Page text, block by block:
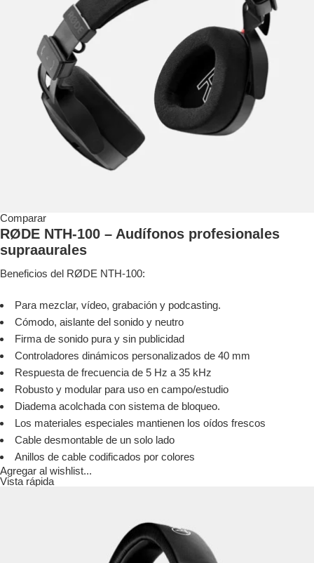
Comparar
RØDE NTH-100 – Audífonos profesionales
supraaurales
Beneficios del RØDE NTH-100:
Para mezclar, vídeo, grabación y podcasting.
Cómodo, aislante del sonido y neutro
Firma de sonido pura y sin publicidad
Controladores dinámicos personalizados de 40 mm
Respuesta de frecuencia de 5 Hz a 35 kHz
Robusto y modular para uso en campo/estudio
Diadema acolchada con sistema de bloqueo.
Los materiales especiales mantienen los oídos frescos
Cable desmontable de un solo lado
Anillos de cable codificados por colores
Agregar al wishlist...
Vista rápida